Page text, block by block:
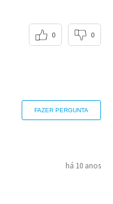
0 0
FAZER PERGUNTA
há 10 anos